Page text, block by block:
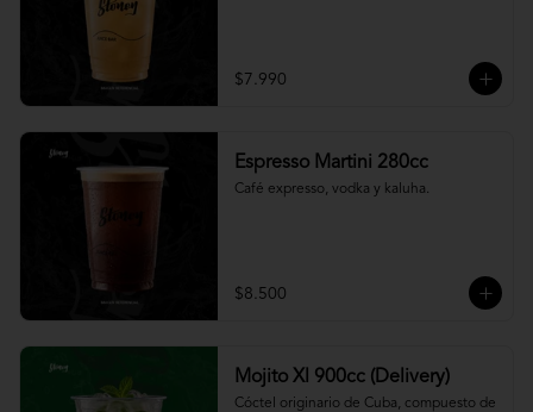
$7.990
Espresso Martini 280cc
Café expresso, vodka y kaluha.
$8.500
Mojito Xl 900cc (Delivery)
Cóctel originario de Cuba, compuesto de